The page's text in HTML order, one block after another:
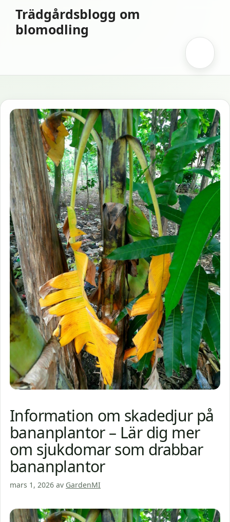
innehåll
Trädgårdsblogg om
blomodling
Information om skadedjur på
bananplantor – Lär dig mer
om sjukdomar som drabbar
bananplantor
mars 1, 2026 av GardenMI